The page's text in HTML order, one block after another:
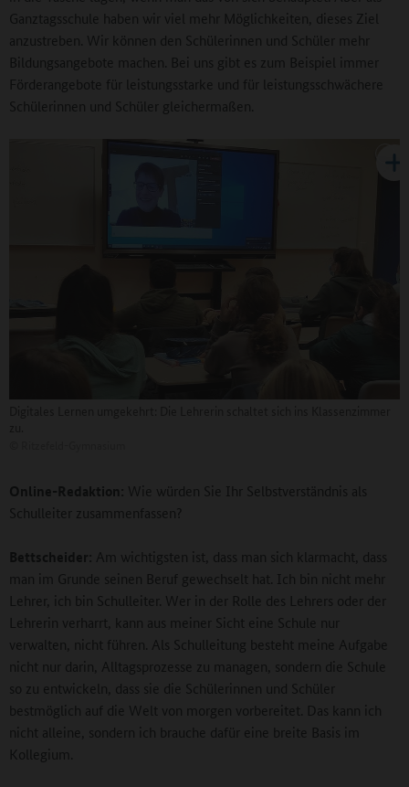
Ganztagsschule haben wir viel mehr Möglichkeiten, dieses Ziel
anzustreben. Wir können den Schülerinnen und Schüler mehr
Bildungsangebote machen. Bei uns gibt es zum Beispiel immer
Förderangebote für leistungsstarke und für leistungsschwächere
Schülerinnen und Schüler gleichermaßen.
Online-Redaktion: Wie würden Sie Ihr Selbstverständnis als
Schulleiter zusammenfassen?
Bettscheider: Am wichtigsten ist, dass man sich klarmacht, dass
man im Grunde seinen Beruf gewechselt hat. Ich bin nicht mehr
Lehrer, ich bin Schulleiter. Wer in der Rolle des Lehrers oder der
Lehrerin verharrt, kann aus meiner Sicht eine Schule nur
verwalten, nicht führen. Als Schulleitung besteht meine Aufgabe
nicht nur darin, Alltagsprozesse zu managen, sondern die Schule
so zu entwickeln, dass sie die Schülerinnen und Schüler
bestmöglich auf die Welt von morgen vorbereitet. Das kann ich
nicht alleine, sondern ich brauche dafür eine breite Basis im
Kollegium.